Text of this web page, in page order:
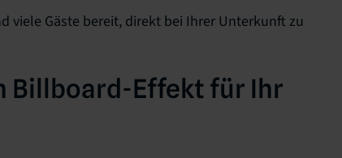
viele Gäste bereit, direkt bei Ihrer Unterkunft zu
Billboard-Effekt für Ihr